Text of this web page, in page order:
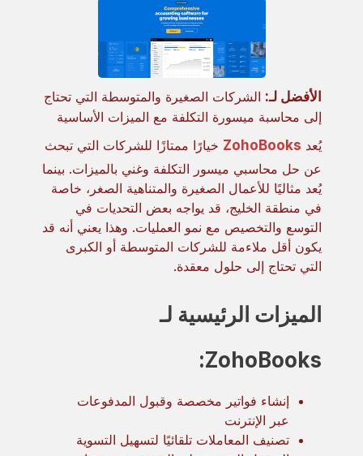
الأفضل لـ: الشركات الصغيرة والمتوسطة التي تحتاج
إلى محاسبة ميسورة التكلفة مع الميزات الأساسية
يُعد ZohoBooks خيارًا ممتازًا للشركات التي تبحث
عن حل محاسبي ميسور التكلفة وغني بالميزات. بينما
يُعد مثاليًا للأعمال الصغيرة والمتناهية الصغر، خاصة
في منطقة الخليج، قد يواجه بعض التحديات في
التوسع والتخصيص مع نمو العمليات. وهذا يعني أنه قد
يكون أقل ملاءمة للشركات المتوسطة أو الكبرى
التي تحتاج إلى حلول معقدة.
الميزات الرئيسية لـ
ZohoBooks:
إنشاء فواتير مخصصة وقبول المدفوعات
عبر الإنترنت
تصنيف المعاملات تلقائيًا لتسهيل التسوية